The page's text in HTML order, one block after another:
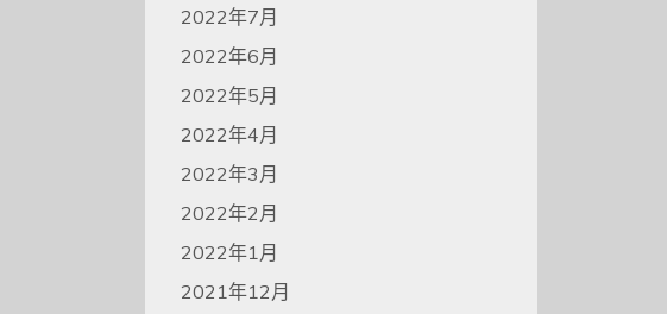
2022年7月
2022年6月
2022年5月
2022年4月
2022年3月
2022年2月
2022年1月
2021年12月